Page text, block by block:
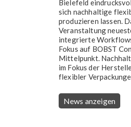
Bielefeld
sich nachhaltige
produzieren lassen.
Veranstaltung
integrierte
Fokus auf BOBST
Mittelpunkt.
im Fokus der
flexibler
News anzeigen